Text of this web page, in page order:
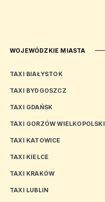
WOJEWÓDZKIE MIASTA
TAXI BIAŁYSTOK
TAXI BYDGOSZCZ
TAXI GDAŃSK
TAXI GORZÓW WIELKOPOLSKI
TAXI KATOWICE
TAXI KIELCE
TAXI KRAKÓW
TAXI LUBLIN